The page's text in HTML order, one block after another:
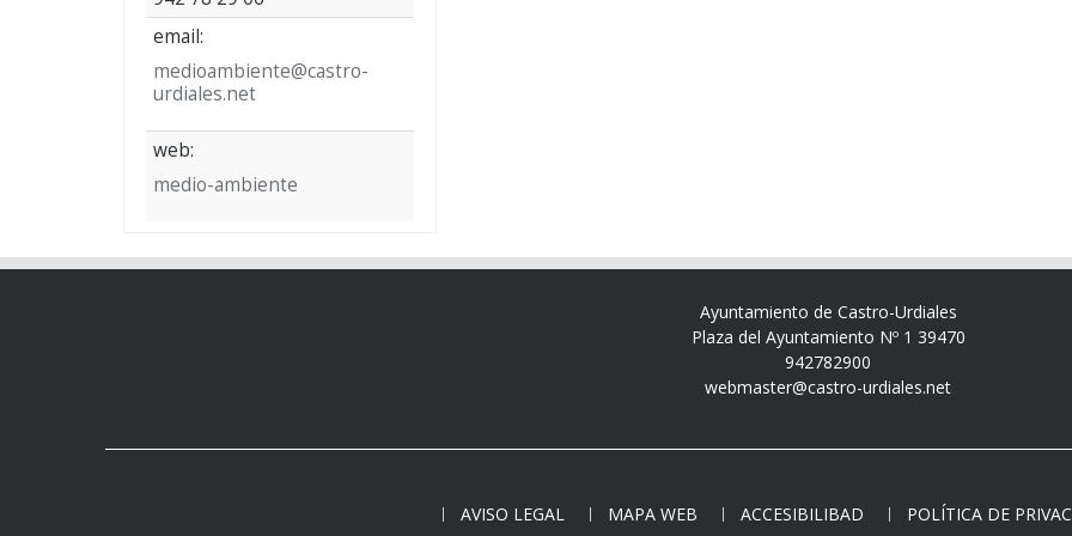
email:
medioambiente@castro-
urdiales.net
web:
medio-ambiente
Ayuntamiento de Castro-Urdiales
Plaza del Ayuntamiento Nº 1 39470
942782900
webmaster@castro-urdiales.net
AVISO LEGAL MAPA WEB ACCESIBILIBAD POLÍTICA DE